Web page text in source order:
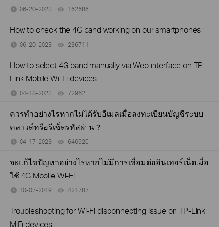
06-20-2023 162686
How to check the 4G band working on our smartphones
06-20-2023 236711
How to select 4G band manually via Web interface on TP-
Link Mobile Wi-Fi devices
04-18-2023 72962
ควรทำอย่างไรหากไม่ได้รับอีเมลเมื่อลงทะเบียนบัญชีระบบ
คลาวด์หรือรีเซ็ตรหัสผ่าน？
04-17-2023 646920
จะแก้ไขปัญหาอย่างไรหากไม่มีการเชื่อมต่ออินเทอร์เน็ตเมื่อ
ใช้ 4G Mobile Wi-Fi
10-07-2019 421787
Troubleshooting for Wi-Fi disconnecting issue on TP-Link
MiFi devices